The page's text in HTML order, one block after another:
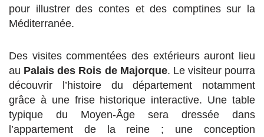
pour illustrer des contes et des comptines sur la
Méditerranée.
Des visites commentées des extérieurs auront lieu
au Palais des Rois de Majorque. Le visiteur pourra
découvrir l’histoire du département notamment
grâce à une frise historique interactive. Une table
typique du Moyen-Âge sera dressée dans
l’appartement de la reine ; une conception